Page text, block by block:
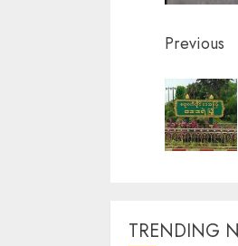
Previous
TRENDING